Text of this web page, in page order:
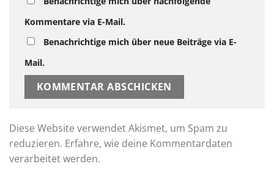
Kommentare via E-Mail.
Benachrichtige mich über neue Beiträge via E-
Mail.
Diese Website verwendet Akismet, um Spam zu
reduzieren. Erfahre, wie deine Kommentardaten
verarbeitet werden.